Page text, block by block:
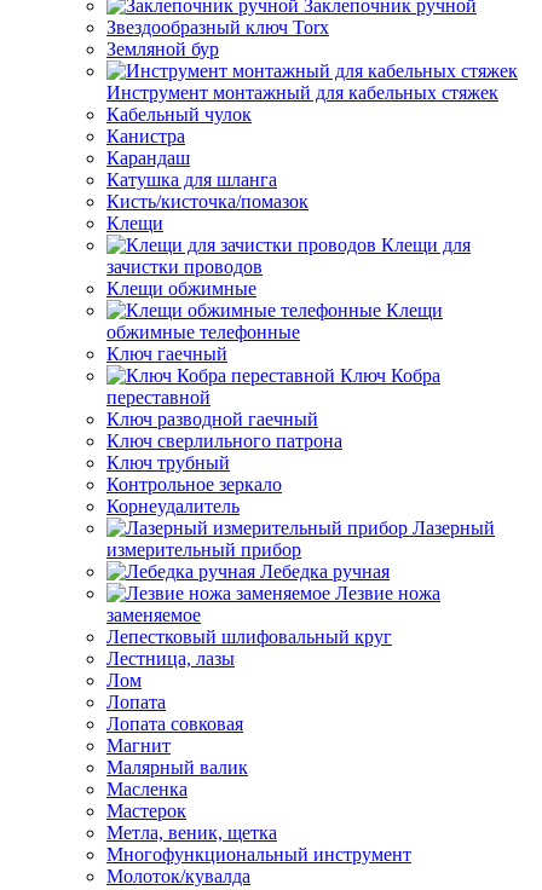
Заклепочник ручной
Звездообразный ключ Torx
Земляной бур
Инструмент монтажный для кабельных стяжек
Кабельный чулок
Канистра
Карандаш
Катушка для шланга
Кисть/кисточка/помазок
Клещи
Клещи для
зачистки проводов
Клещи обжимные
Клещи
обжимные телефонные
Ключ гаечный
Ключ Кобра
переставной
Ключ разводной гаечный
Ключ сверлильного патрона
Ключ трубный
Контрольное зеркало
Корнеудалитель
Лазерный
измерительный прибор
Лебедка ручная
Лезвие ножа
заменяемое
Лепестковый шлифовальный круг
Лестница, лазы
Лом
Лопата
Лопата совковая
Магнит
Малярный валик
Масленка
Мастерок
Метла, веник, щетка
Многофункциональный инструмент
Молоток/кувалда